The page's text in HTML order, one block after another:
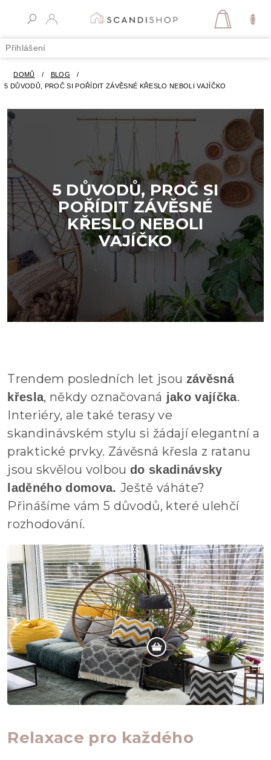
Přihlášení
DOMŮ / BLOG
/
5 DŮVODŮ, PROČ SI POŘÍDIT ZÁVĚSNÉ KŘESLO NEBOLI VAJÍČKO
5 DŮVODŮ, PROČ SI
POŘÍDIT ZÁVĚSNÉ
KŘESLO NEBOLI
VAJÍČKO
Trendem posledních let jsou závěsná
křesla, někdy označovaná jako vajíčka.
Interiéry, ale také terasy ve
skandinávském stylu si žádají elegantní a
praktické prvky. Závěsná křesla z ratanu
jsou skvělou volbou do skadinávsky
laděného domova. Ještě váháte?
Přinášíme vám 5 důvodů, které ulehčí
rozhodování.
Relaxace pro každého